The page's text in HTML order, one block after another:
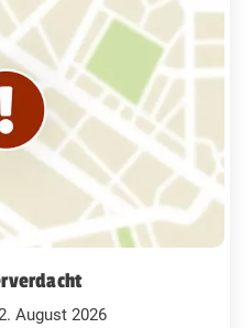
August 2026